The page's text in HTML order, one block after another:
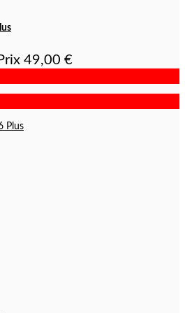
49,00 €